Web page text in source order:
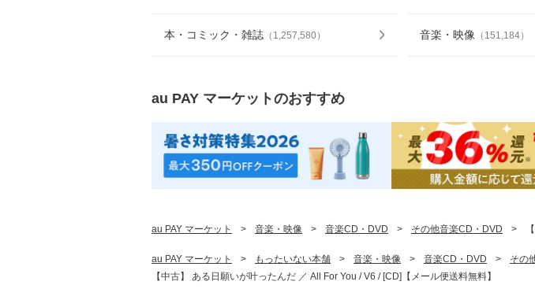
本・コミック・雑誌 （ 1,257,580） 音楽・映像 （ 151,184）
au PAY マーケットのおすすめ
au PAY マーケット > 音楽・映像 > 音楽CD・DVD > その他音楽CD・DVD >
au PAY マーケット > もったいない本舗 > 音楽・映像 > 音楽CD・DVD > その
【中古】 ある日願いが叶ったんだ ／ All For You / V6 / [CD]【メール便送料無料】